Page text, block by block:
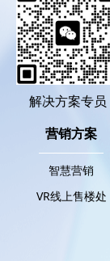
解决方案专员
营销方案
智慧营销
VR线上售楼处